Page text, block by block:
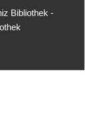
Bibliothek -